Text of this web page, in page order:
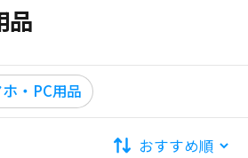
品
ホ・PC用品